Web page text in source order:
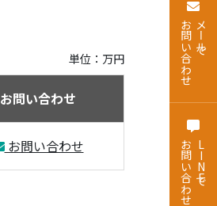
単位：万円
お問い合わせ
お問い合わせ LINEで
お問い合わせ
メールで
お問い合わせ